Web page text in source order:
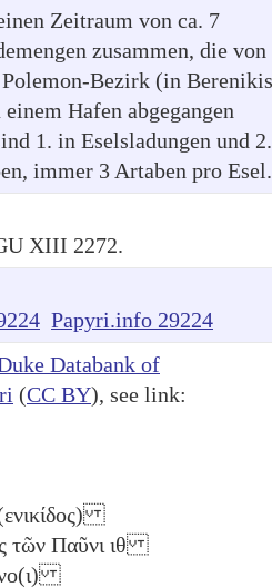
Zeitraum von ca. 7
zusammen, die von
Bezirk (in Berenikis
Hafen abgegangen
1. in Eselsladungen und 2.
immer 3 Artaben pro Esel.
XIII 2272.
Papyri.info 29224
Databank of
(CC BY), see link:
τῶν Παῦνι ιθ